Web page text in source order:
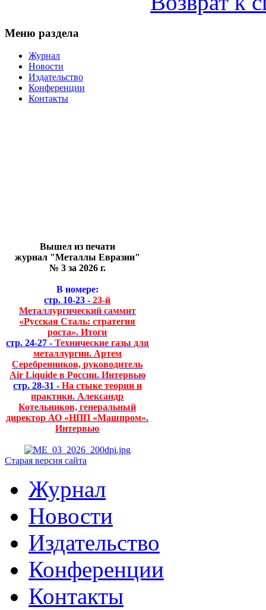
Меню раздела
Журнал
Новости
Издательство
Конференции
Контакты
Вышел из печати
журнал "Металлы Евразии"
№ 3 за 2026 г.
В номере:
стр. 10-23 - 23-й
Металлургический саммит
«Русская Сталь: стратегия
роста». Итоги
стр. 24-27 - Технические газы для
металлургии. Артем
Серебренников, руководитель
Air Liquide в России. Интервью
стр. 28-31 - На стыке теории и
практики. Александр
Котельников, генеральный
директор АО «НПП «Машпром».
Интервью
Старая версия сайта
Журнал
Новости
Издательство
Конференции
Контакты